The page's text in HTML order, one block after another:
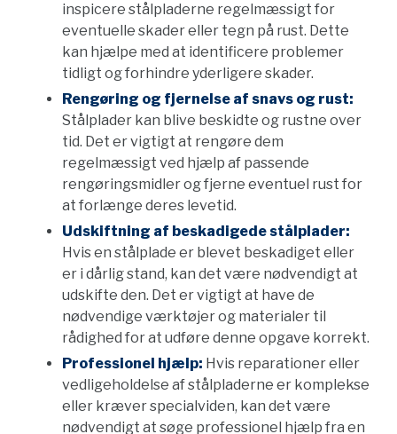
inspicere stålpladerne regelmæssigt for
eventuelle skader eller tegn på rust. Dette
kan hjælpe med at identificere problemer
tidligt og forhindre yderligere skader.
Rengøring og fjernelse af snavs og rust:
Stålplader kan blive beskidte og rustne over
tid. Det er vigtigt at rengøre dem
regelmæssigt ved hjælp af passende
rengøringsmidler og fjerne eventuel rust for
at forlænge deres levetid.
Udskiftning af beskadigede stålplader:
Hvis en stålplade er blevet beskadiget eller
er i dårlig stand, kan det være nødvendigt at
udskifte den. Det er vigtigt at have de
nødvendige værktøjer og materialer til
rådighed for at udføre denne opgave korrekt.
Professionel hjælp: Hvis reparationer eller
vedligeholdelse af stålpladerne er komplekse
eller kræver specialviden, kan det være
nødvendigt at søge professionel hjælp fra en